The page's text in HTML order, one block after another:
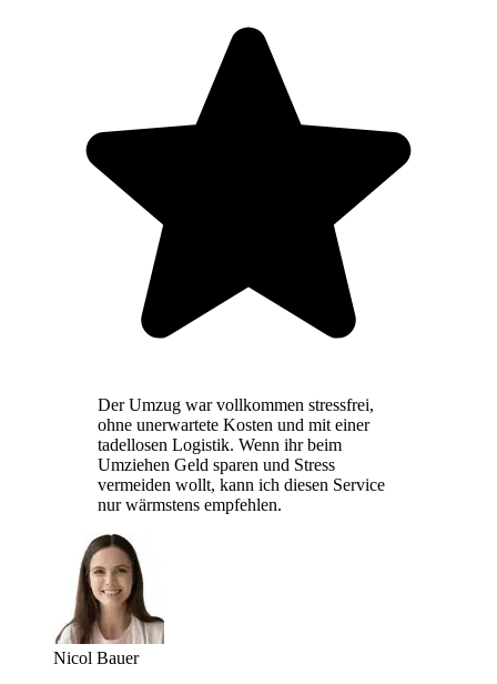
Der Umzug war vollkommen stressfrei,
ohne unerwartete Kosten und mit einer
tadellosen Logistik. Wenn ihr beim
Umziehen Geld sparen und Stress
vermeiden wollt, kann ich diesen Service
nur wärmstens empfehlen.
Nicol Bauer